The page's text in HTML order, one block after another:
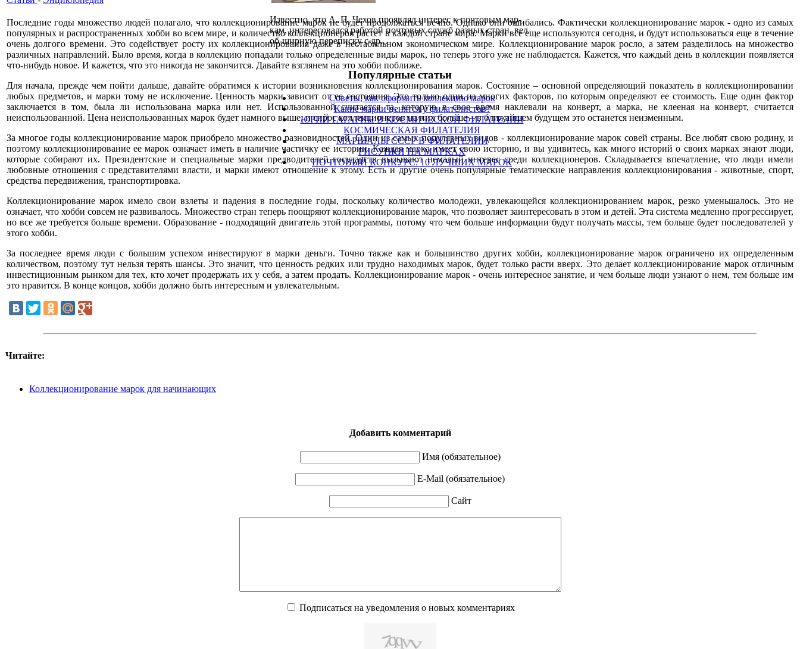
Известно, что А. П. Чехов проявлял интерес к почтовым мар-
кам, интересовался работой почтовых служб разных стран, вел
об-ширную переписку с др...
Популярные cтатьи
Советы, как оформить коллекцию марок
Какие марки ценятся у филателистов?
ЮРИЙ ГАГАРИН В КОСМИЧЕСКОЙ ФИЛАТЕЛИИ
КОСМИЧЕСКАЯ ФИЛАТЕЛИЯ
МАРШАЛЫ СССР В ФИЛАТЕЛИИ
РИСУНКИ НА МАРКАХ
ПОЧТОВЫЙ КОНКУРС: 10 ЛУЧШИХ МАРОК
Последние годы множество людей полагало, что коллекционирование марок не будет продолжаться вечно. Однако они ошибались. Фактически коллекционирование марок - одно из самых
популярных и распространенных хобби во всем мире, и количество коллекционеров растет в каждой стране мира. Марки все еще используются сегодня, и будут использоваться еще в течение
очень долгого времени. Это содействует росту их коллекционирования даже в нестабильном экономическом мире. Коллекционирование марок росло, а затем разделилось на множество
различных направлений. Было время, когда в коллекцию попадали только определенные виды марок, но теперь этого уже не наблюдается. Кажется, что каждый день в коллекции появляется
что-нибудь новое. И кажется, что это никогда не закончится. Давайте взглянем на это хобби поближе.
Для начала, прежде чем пойти дальше, давайте обратимся к истории возникновения коллекционирования марок. Состояние – основной определяющий показатель в коллекционировании
любых предметов, и марки тому не исключение. Ценность марки зависит от ее состояния. Это только один из многих факторов, по которым определяют ее стоимость. Еще один фактор
заключается в том, была ли использована марка или нет. Использованной считается та, которую в свое время наклевали на конверт, а марка, не клееная на конверт, считается
неиспользованной. Цена неиспользованных марок будет намного выше, и спрос коллекционеров на них больше – в ближайшем будущем это останется неизменным.
За многое годы коллекционирование марок приобрело множество разновидностей. Один из самых популярных видов - коллекционирование марок совей страны. Все любят свою родину, и
поэтому коллекционирование ее марок означает иметь в наличие частичку ее истории. Каждая марка имеет свою историю, и вы удивитесь, как много историй о своих марках знают люди,
которые собирают их. Президентские и специальные марки предводителей государств вызывают немалый интерес среди коллекционеров. Складывается впечатление, что люди имели
любовные отношения с представителями власти, и марки имеют отношение к этому. Есть и другие очень популярные тематические направления коллекционирования - животные, спорт,
средства передвижения, транспортировка.
Коллекционирование марок имело свои взлеты и падения в последние годы, поскольку количество молодежи, увлекающейся коллекционированием марок, резко уменьшалось. Это не
означает, что хобби совсем не развивалось. Множество стран теперь поощряют коллекционирование марок, что позволяет заинтересовать в этом и детей. Эта система медленно прогрессирует,
но все же требуется больше времени. Образование - подходящий двигатель этой программы, потому что чем больше информации будут получать массы, тем больше будет последователей у
этого хобби.
За последнее время люди с большим успехом инвестируют в марки деньги. Точно также как и большинство других хобби, коллекционирование марок ограничено их определенным
количеством, поэтому тут нельзя терять шансы. Это значит, что ценность редких или трудно находимых марок, будет только расти вверх. Это делает коллекционирование марок отличным
инвестиционным рынком для тех, кто хочет продержать их у себя, а затем продать. Коллекционирование марок - очень интересное занятие, и чем больше люди узнают о нем, тем больше им
это нравится. В конце концов, хобби должно быть интересным и увлекательным.
Читайте:
Коллекционирование марок для начинающих
Добавить комментарий
Имя (обязательное)
E-Mail (обязательное)
Сайт
Подписаться на уведомления о новых комментариях